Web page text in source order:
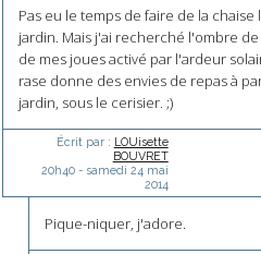
Pas eu le temps de faire de la chaise
jardin. Mais j'ai recherché l'ombre
de mes joues activé par l'ardeur
rase donne des envies de repas à
jardin, sous le cerisier. ;)
Écrit par : LOUisette
BOUVRET
20h40- samedi 24 mai
2014
Pique-niquer, j'adore.